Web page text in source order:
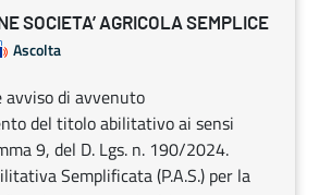
SOCIETA’ AGRICOLA SEMPLICE
Ascolta
avviso di avvenuto
del titolo abilitativo ai sensi
9, del D. Lgs. n. 190/2024.
Semplificata (P.A.S.) per la